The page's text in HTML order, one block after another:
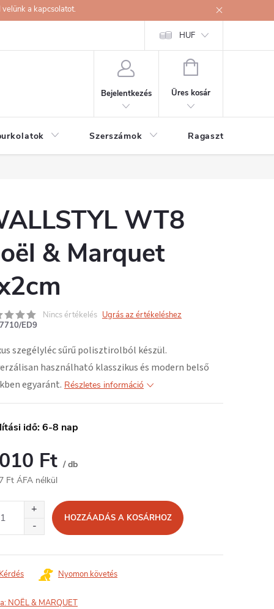
a kapcsolatot.
HUF
Bejelentkezés
KOSÁR
Üres kosár
Szerszámok Ragasztók
WT8
& Marquet
Nincs értékelés Ugrás az értékeléshez
7710/ED9
szegélylécsűrű polisztirolból készül.
használható klasszikus és modern belső
egyaránt. Részletes információ
idő: 6-8 nap
Ft / db
Ft ÁFA nélkül
HOZZÁADÁS A KOSÁRHOZ
Kérdés Nyomon követés
NOËL & MARQUET